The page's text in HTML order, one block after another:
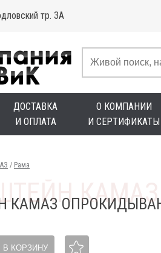
тр. 3А
ДОСТАВКА
И ОПЛАТА
О КОМПАНИИ
И СЕРТИФИКАТЫ
/ Рама
КАМАЗ
В КОРЗИНУ